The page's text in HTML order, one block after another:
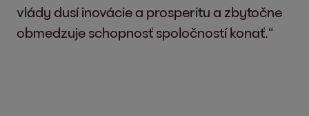
vlády dusí inovácie a prosperitu a zbytočne
obmedzuje schopnosť spoločností konať.“